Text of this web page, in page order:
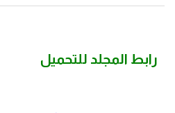
رابط المجلد للتحميل